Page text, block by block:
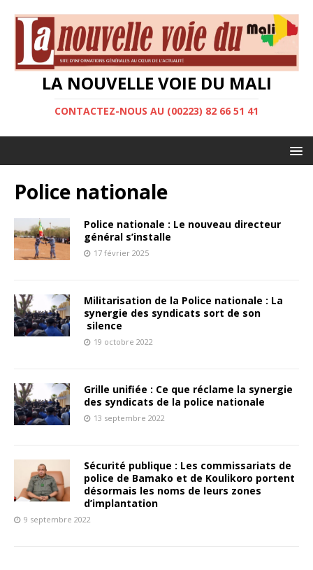
LA NOUVELLE VOIE DU MALI
CONTACTEZ-NOUS AU (00223) 82 66 51 41
Police nationale
Police nationale : Le nouveau directeur
général s’installe
17 février 2025
Militarisation de la Police nationale : La
synergie des syndicats sort de son
silence
19 octobre 2022
Grille unifiée : Ce que réclame la synergie
des syndicats de la police nationale
13 septembre 2022
Sécurité publique : Les commissariats de
police de Bamako et de Koulikoro portent
désormais les noms de leurs zones
d’implantation
9 septembre 2022